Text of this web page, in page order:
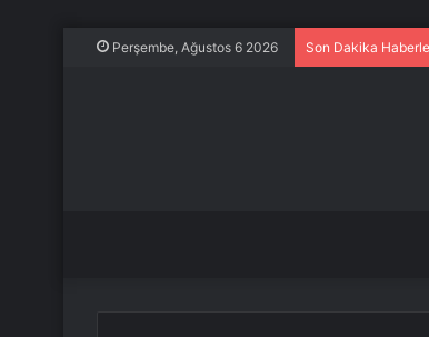
Perşembe, Ağustos 6 2026 Son Dakika